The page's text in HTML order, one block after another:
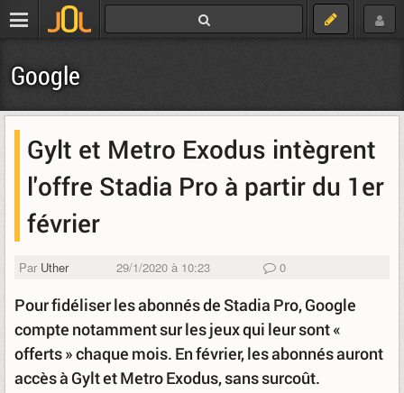
Google
Gylt et Metro Exodus intègrent
l'offre Stadia Pro à partir du 1er
février
Par Uther 29/1/2020 à 10:23 0
Pour fidéliser les abonnés de Stadia Pro, Google
compte notamment sur les jeux qui leur sont «
offerts » chaque mois. En février, les abonnés auront
accès à Gylt et Metro Exodus, sans surcoût.